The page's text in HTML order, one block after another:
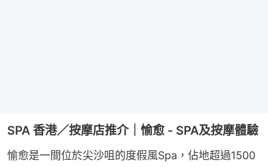
SPA 香港／按摩店推介｜愉愈 - SPA及按摩體驗
愉愈是一間位於尖沙咀的度假風Spa，佔地超過1500